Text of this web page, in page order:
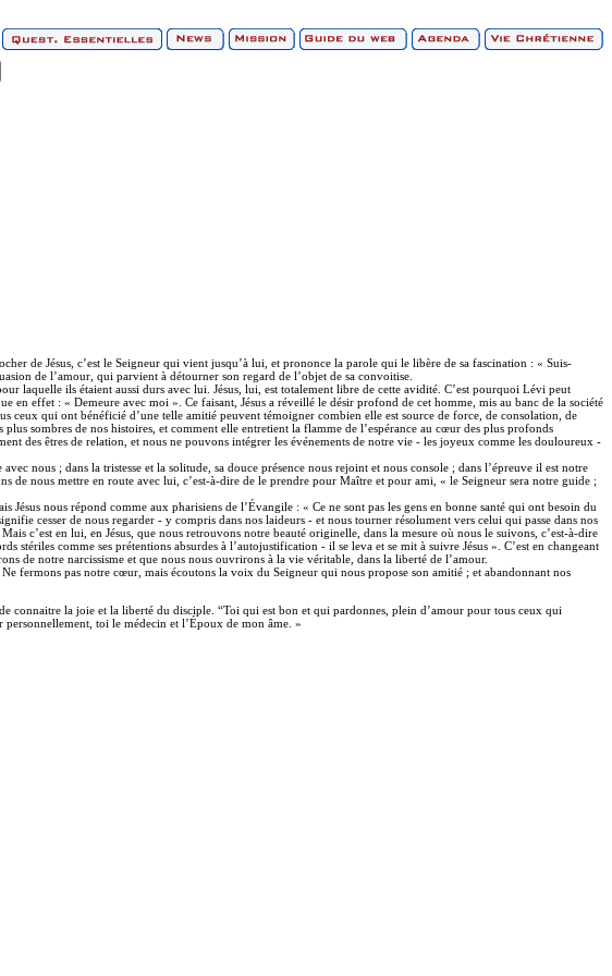
de Jésus, c’est le Seigneur qui vient jusqu’à lui, et prononce la parole qui le libère de sa fascination : « Suis-
de l’amour, qui parvient à détourner son regard de l’objet de sa convoitise.
laquelle ils étaient aussi durs avec lui. Jésus, lui, est totalement libre de cette avidité. C’est pourquoi Lévi peut
effet : « Demeure avec moi ». Ce faisant, Jésus a réveillé le désir profond de cet homme, mis au banc de la société
ceux qui ont bénéficié d’une telle amitié peuvent témoigner combien elle est source de force, de consolation, de
sombres de nos histoires, et comment elle entretient la flamme de l’espérance au cœur des plus profonds
des êtres de relation, et nous ne pouvons intégrer les événements de notre vie - les joyeux comme les douloureux -
nous ; dans la tristesse et la solitude, sa douce présence nous rejoint et nous console ; dans l’épreuve il est notre
nous mettre en route avec lui, c’est-à-dire de le prendre pour Maître et pour ami, « le Seigneur sera notre guide ;
nous répond comme aux pharisiens de l’Évangile : « Ce ne sont pas les gens en bonne santé qui ont besoin du
cesser de nous regarder - y compris dans nos laideurs - et nous tourner résolument vers celui qui passe dans nos
c’est en lui, en Jésus, que nous retrouvons notre beauté originelle, dans la mesure où nous le suivons, c’est-à-dire
comme ses prétentions absurdes à l’autojustification - il se leva et se mit à suivre Jésus ». C’est en changeant
de notre narcissisme et que nous nous ouvrirons à la vie véritable, dans la liberté de l’amour.
fermons pas notre cœur, mais écoutons la voix du Seigneur qui nous propose son amitié ; et abandonnant nos
connaitre la joie et la liberté du disciple. “Toi qui est bon et qui pardonnes, plein d’amour pour tous ceux qui
toi le médecin et l’Époux de mon âme. »